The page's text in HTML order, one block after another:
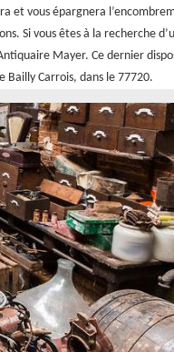
et vous épargnera
Si vous êtes à la recherche
Mayer. Ce dernier
Bailly Carrois, dans le 77720.